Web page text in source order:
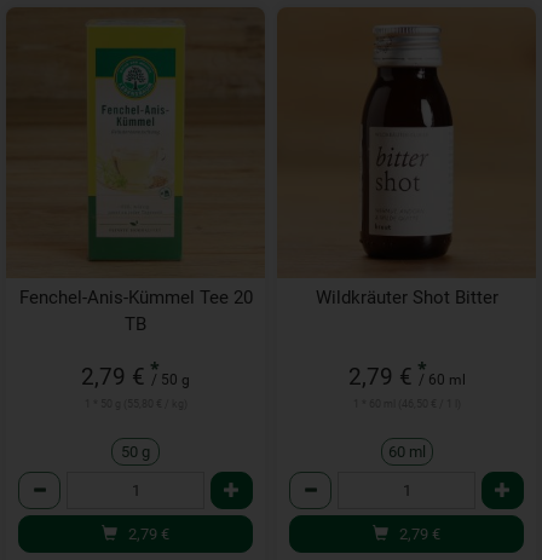
Fenchel-Anis-Kümmel Tee 20
TB
2,79 € *
/ 50 g
50 g
Anzahl
2,79 €
Wildkräuter Shot Bitter
2,79 € *
/ 60 ml
60 ml
Anzahl
2,79 €